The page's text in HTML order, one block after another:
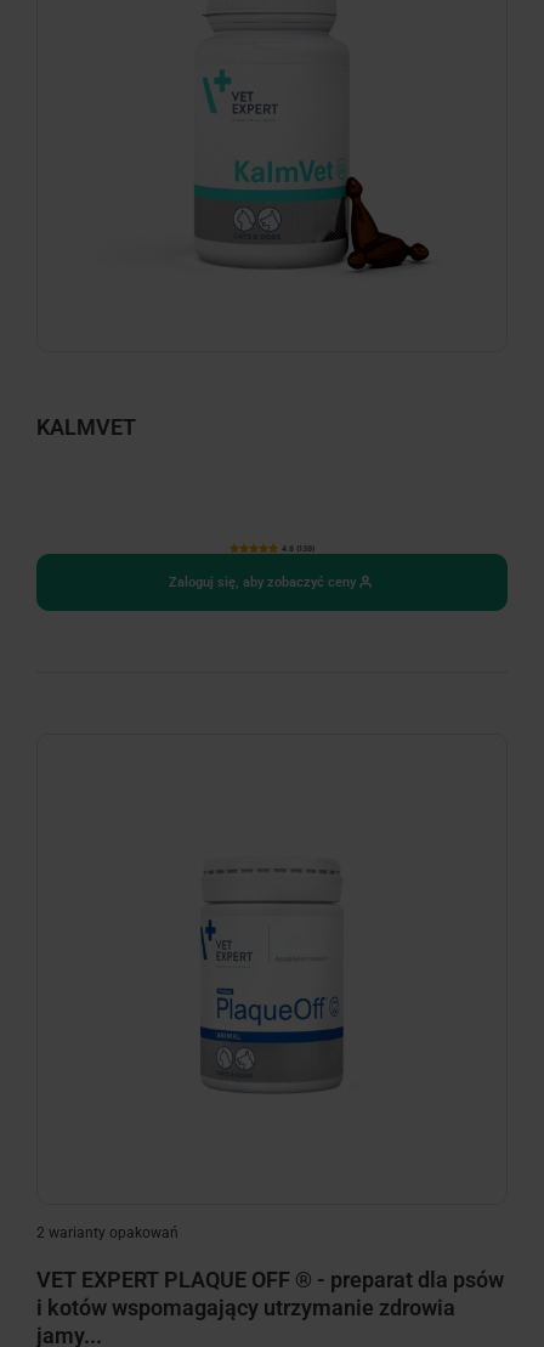
KALMVET
4.8 (139)
Zaloguj się, aby zobaczyć ceny
2 warianty opakowań
VET EXPERT PLAQUE OFF ® - preparat dla psów
i kotów wspomagający utrzymanie zdrowia
jamy...